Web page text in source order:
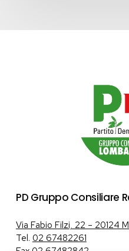
PD Gruppo Consiliare
Via Fabio Filzi, 22 – 20124
Tel. 02 67482261